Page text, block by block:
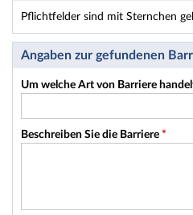
Pflichtfelder sind mit Sternchen
Dieses Formular enthält
Angaben zur gefundenen
Um welche Art von Barriere
Beschreiben Sie die Barriere *